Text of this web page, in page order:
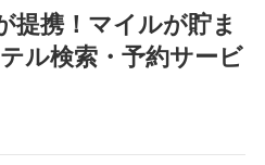
提携！マイルが貯ま
ル検索・予約サービ